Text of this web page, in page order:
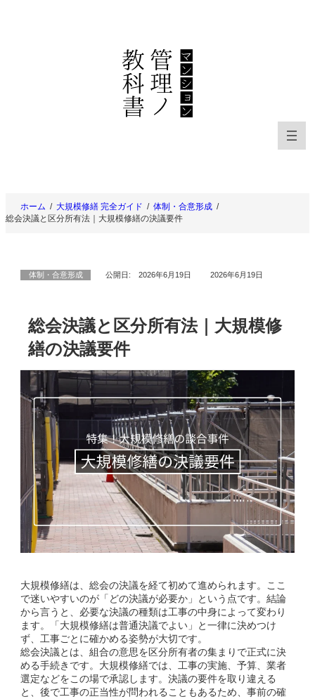
ホーム 大規模修繕 完全ガイド
体制・合意形成
総会決議と区分所有法｜大規模修繕の決議要件
体制・合意形成 公開日: 2026年6月19日 2026年6月19日
総会決議と区分所有法｜大規模修
繕の決議要件
大規模修繕は、総会の決議を経て初めて進められます。ここ
で迷いやすいのが「どの決議が必要か」という点です。結論
から言うと、必要な決議の種類は工事の中身によって変わり
ます。「大規模修繕は普通決議でよい」と一律に決めつけ
ず、工事ごとに確かめる姿勢が大切です。
総会決議とは、組合の意思を区分所有者の集まりで正式に決
める手続きです。大規模修繕では、工事の実施、予算、業者
選定などをこの場で承認します。決議の要件を取り違える
と、後で工事の正当性が問われることもあるため、事前の確